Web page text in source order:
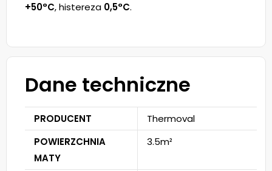
+50°C, histereza 0,5°C.
Dane techniczne
PRODUCENT
Thermoval
POWIERZCHNIA
MATY
3.5m²